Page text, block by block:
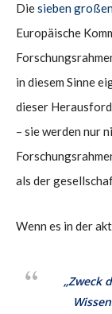
Diesieben
Europäische
in diesem Sinne
dieser
– sie werden nur
als der
Wenn es in der
„Zweck